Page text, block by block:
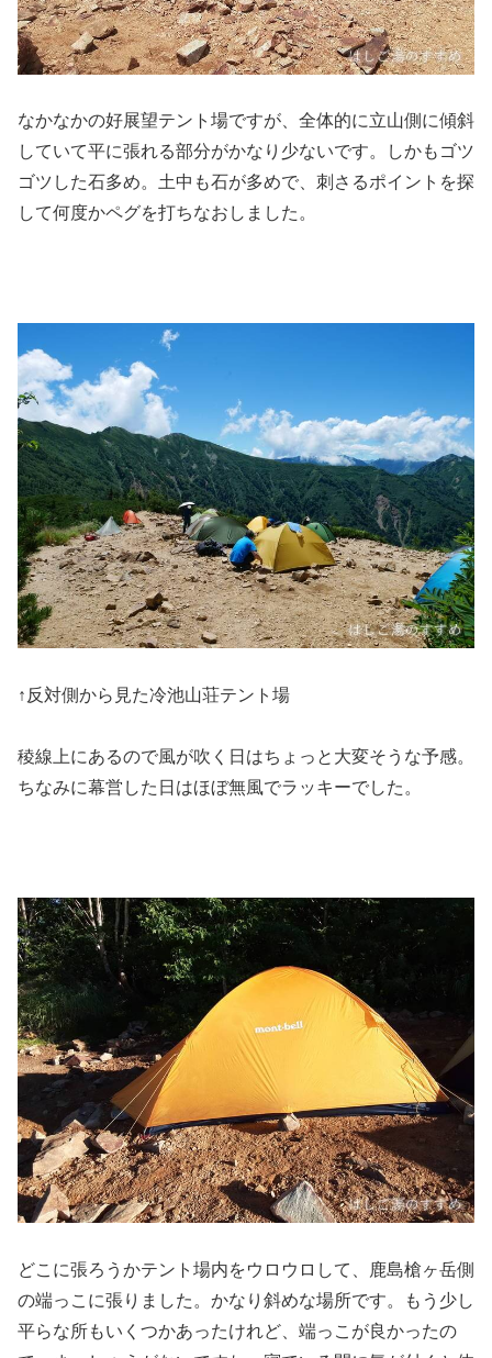
なかなかの好展望テント場ですが、全体的に立山側に傾斜
していて平に張れる部分がかなり少ないです。しかもゴツ
ゴツした石多め。土中も石が多めで、刺さるポイントを探
して何度かペグを打ちなおしました。
↑反対側から見た冷池山荘テント場
稜線上にあるので風が吹く日はちょっと大変そうな予感。
ちなみに幕営した日はほぼ無風でラッキーでした。
どこに張ろうかテント場内をウロウロして、鹿島槍ヶ岳側
の端っこに張りました。かなり斜めな場所です。もう少し
平らな所もいくつかあったけれど、端っこが良かったの